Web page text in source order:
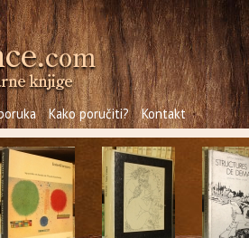
Kako poručiti? Kontakt